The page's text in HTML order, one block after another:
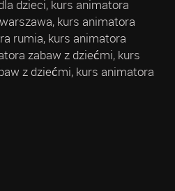
dzieci, kurs animatora
kurs animatora
rumia, kurs animatora
zabaw z dziećmi, kurs
z dziećmi, kurs animatora